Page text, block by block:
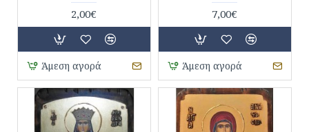
2,00€
Άμεση αγορά
7,00€
Άμεση αγορά